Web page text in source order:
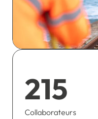
215
Collaborateurs